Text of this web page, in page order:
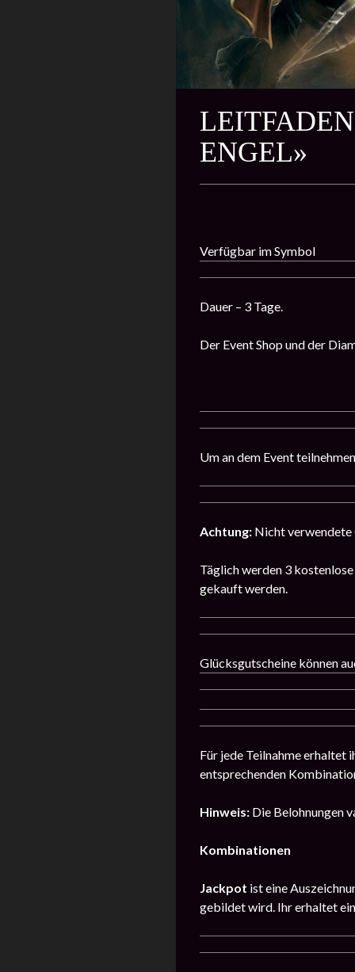
ENGEL»
Verfügbar im Symbol
Dauer – 3 Tage.
Der Event Shop und der
Um an dem Event
Achtung: Nicht verwendete
Täglich werden 3
gekauft werden.
Glücksgutscheine können
Für jede Teilnahme erhaltet
entsprechenden
Hinweis: Die Belohnungen
Kombinationen
Jackpot ist eine
gebildet wird. Ihr erhaltet